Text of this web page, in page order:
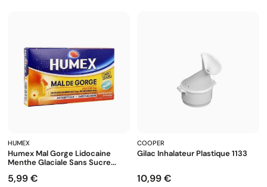
HUMEX
Humex Mal Gorge Lidocaine
Menthe Glaciale Sans Sucre...
Prix
5,99 €
COOPER
Gilac Inhalateur Plastique 1133
Prix
10,99 €